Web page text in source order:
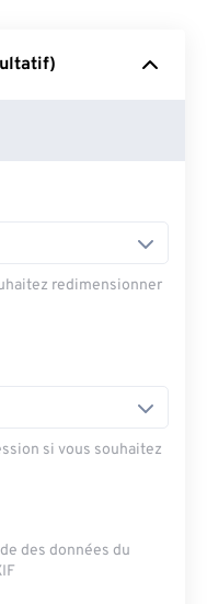
redimensionner
si vous souhaitez
des données du